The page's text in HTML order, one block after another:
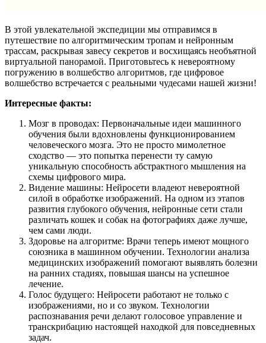
В этой увлекательной экспедиции мы отправимся в
путешествие по алгоритмическим тропам и нейронным
трассам, раскрывая завесу секретов и восхищаясь необъятной
виртуальной панорамой. Приготовьтесь к невероятному
погружению в волшебство алгоритмов, где цифровое
волшебство встречается с реальными чудесами нашей жизни!
Интересные факты:
Мозг в проводах: Первоначальные идеи машинного
обучения были вдохновлены функционированием
человеческого мозга. Это не просто мимолетное
сходство — это попытка перенести ту самую
уникальную способность абстрактного мышления на
схемы цифрового мира.
Видение машины: Нейросети владеют невероятной
силой в обработке изображений. На одном из этапов
развития глубокого обучения, нейронные сети стали
различать кошек и собак на фотографиях даже лучше,
чем сами люди.
Здоровье на алгоритме: Врачи теперь имеют мощного
союзника в машинном обучении. Технологии анализа
медицинских изображений помогают выявлять болезни
на ранних стадиях, повышая шансы на успешное
лечение.
Голос будущего: Нейросети работают не только с
изображениями, но и со звуком. Технологии
распознавания речи делают голосовое управление и
транскрибацию настоящей находкой для повседневных
задач.